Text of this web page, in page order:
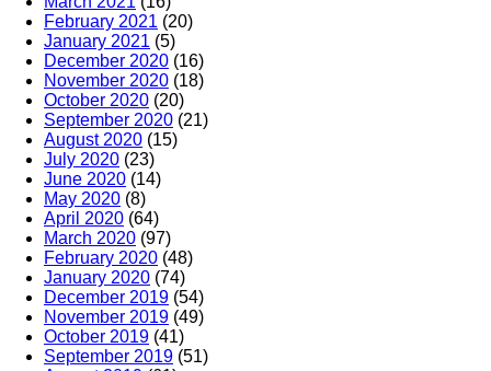
February 2021 (20)
January 2021 (5)
December 2020 (16)
November 2020 (18)
October 2020 (20)
September 2020 (21)
August 2020 (15)
July 2020 (23)
June 2020 (14)
May 2020 (8)
April 2020 (64)
March 2020 (97)
February 2020 (48)
January 2020 (74)
December 2019 (54)
November 2019 (49)
October 2019 (41)
September 2019 (51)